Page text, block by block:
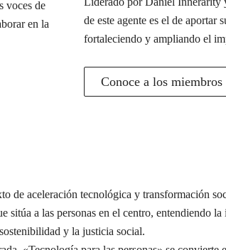
voces de
en la
de este agente es el de aportar
fortaleciendo y ampliando el
Conoce a los
de aceleración tecnológica y transformación
sitúa a las personas en el centro, entendiendo
y la justicia social.